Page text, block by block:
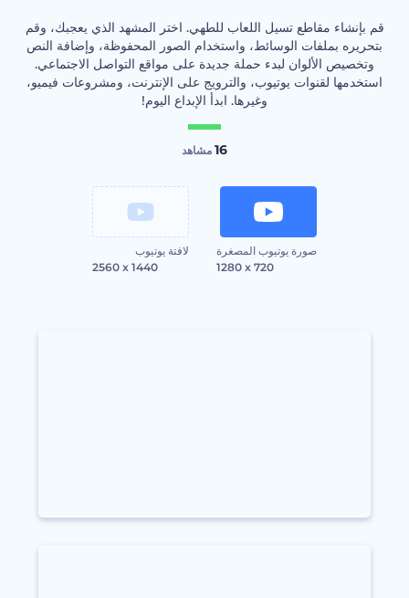
قم بإنشاء مقاطع تسيل اللعاب للطهي. اختر المشهد الذي يعجبك، وقم
بتحريره بملفات الوسائط، واستخدام الصور المحفوظة، وإضافة النص
وتخصيص الألوان لبدء حملة جديدة على مواقع التواصل الاجتماعي.
استخدمها لقنوات يوتيوب، والترويج على الإنترنت، ومشروعات فيميو،
وغيرها. ابدأ الإبداع اليوم!
16 مشاهد
صورة يوتيوب المصغرة
1280 x 720
لافتة يوتيوب
2560 x 1440